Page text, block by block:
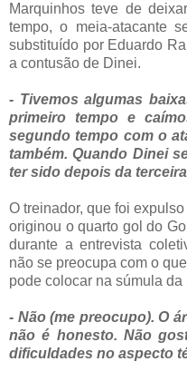
Marquinhos teve de
tempo, o meia-atacante
substituído por Eduardo
a contusão de Dinei.
- Tivemos algumas
primeiro tempo e
segundo tempo com o
também. Quando Dinei
ter sido depois da
O treinador, que foi
originou o quarto gol do
durante a entrevista
não se preocupa com o
pode colocar na súmula da
- Não (me preocupo). O
não é honesto. Não
dificuldades no aspecto